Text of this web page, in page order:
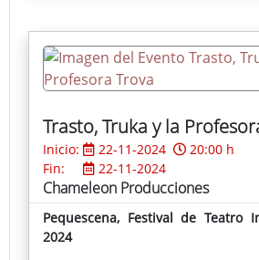
Trasto, Truka y la
Inicio: 22-11-2024
20:00 h
Fin:
22-11-2024
Chameleon Producciones
Pequescena, Festival de Teatro
2024